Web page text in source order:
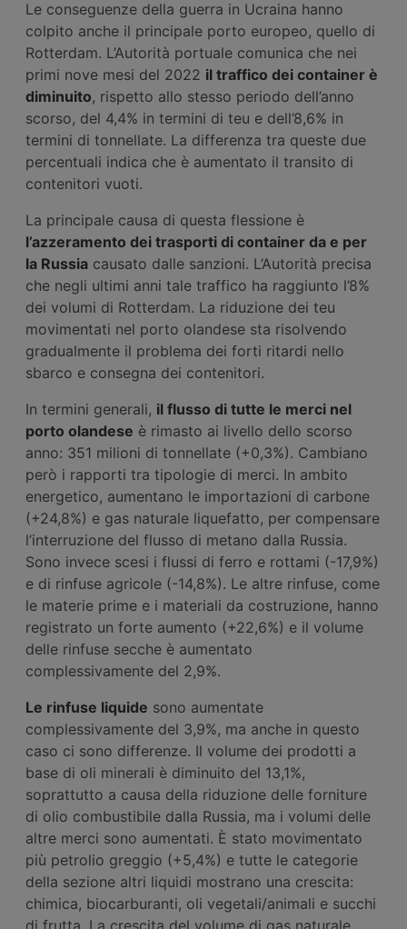
Le conseguenze della guerra in Ucraina hanno
colpito anche il principale porto europeo, quello di
Rotterdam. L’Autorità portuale comunica che nei
primi nove mesi del 2022 il traffico dei container è
diminuito, rispetto allo stesso periodo dell’anno
scorso, del 4,4% in termini di teu e dell’8,6% in
termini di tonnellate. La differenza tra queste due
percentuali indica che è aumentato il transito di
contenitori vuoti.
La principale causa di questa flessione è
l’azzeramento dei trasporti di container da e per
la Russia causato dalle sanzioni. L’Autorità precisa
che negli ultimi anni tale traffico ha raggiunto l’8%
dei volumi di Rotterdam. La riduzione dei teu
movimentati nel porto olandese sta risolvendo
gradualmente il problema dei forti ritardi nello
sbarco e consegna dei contenitori.
In termini generali, il flusso di tutte le merci nel
porto olandese è rimasto ai livello dello scorso
anno: 351 milioni di tonnellate (+0,3%). Cambiano
però i rapporti tra tipologie di merci. In ambito
energetico, aumentano le importazioni di carbone
(+24,8%) e gas naturale liquefatto, per compensare
l’interruzione del flusso di metano dalla Russia.
Sono invece scesi i flussi di ferro e rottami (-17,9%)
e di rinfuse agricole (-14,8%). Le altre rinfuse, come
le materie prime e i materiali da costruzione, hanno
registrato un forte aumento (+22,6%) e il volume
delle rinfuse secche è aumentato
complessivamente del 2,9%.
Le rinfuse liquide sono aumentate
complessivamente del 3,9%, ma anche in questo
caso ci sono differenze. Il volume dei prodotti a
base di oli minerali è diminuito del 13,1%,
soprattutto a causa della riduzione delle forniture
di olio combustibile dalla Russia, ma i volumi delle
altre merci sono aumentati. È stato movimentato
più petrolio greggio (+5,4%) e tutte le categorie
della sezione altri liquidi mostrano una crescita:
chimica, biocarburanti, oli vegetali/animali e succhi
di frutta. La crescita del volume di gas naturale